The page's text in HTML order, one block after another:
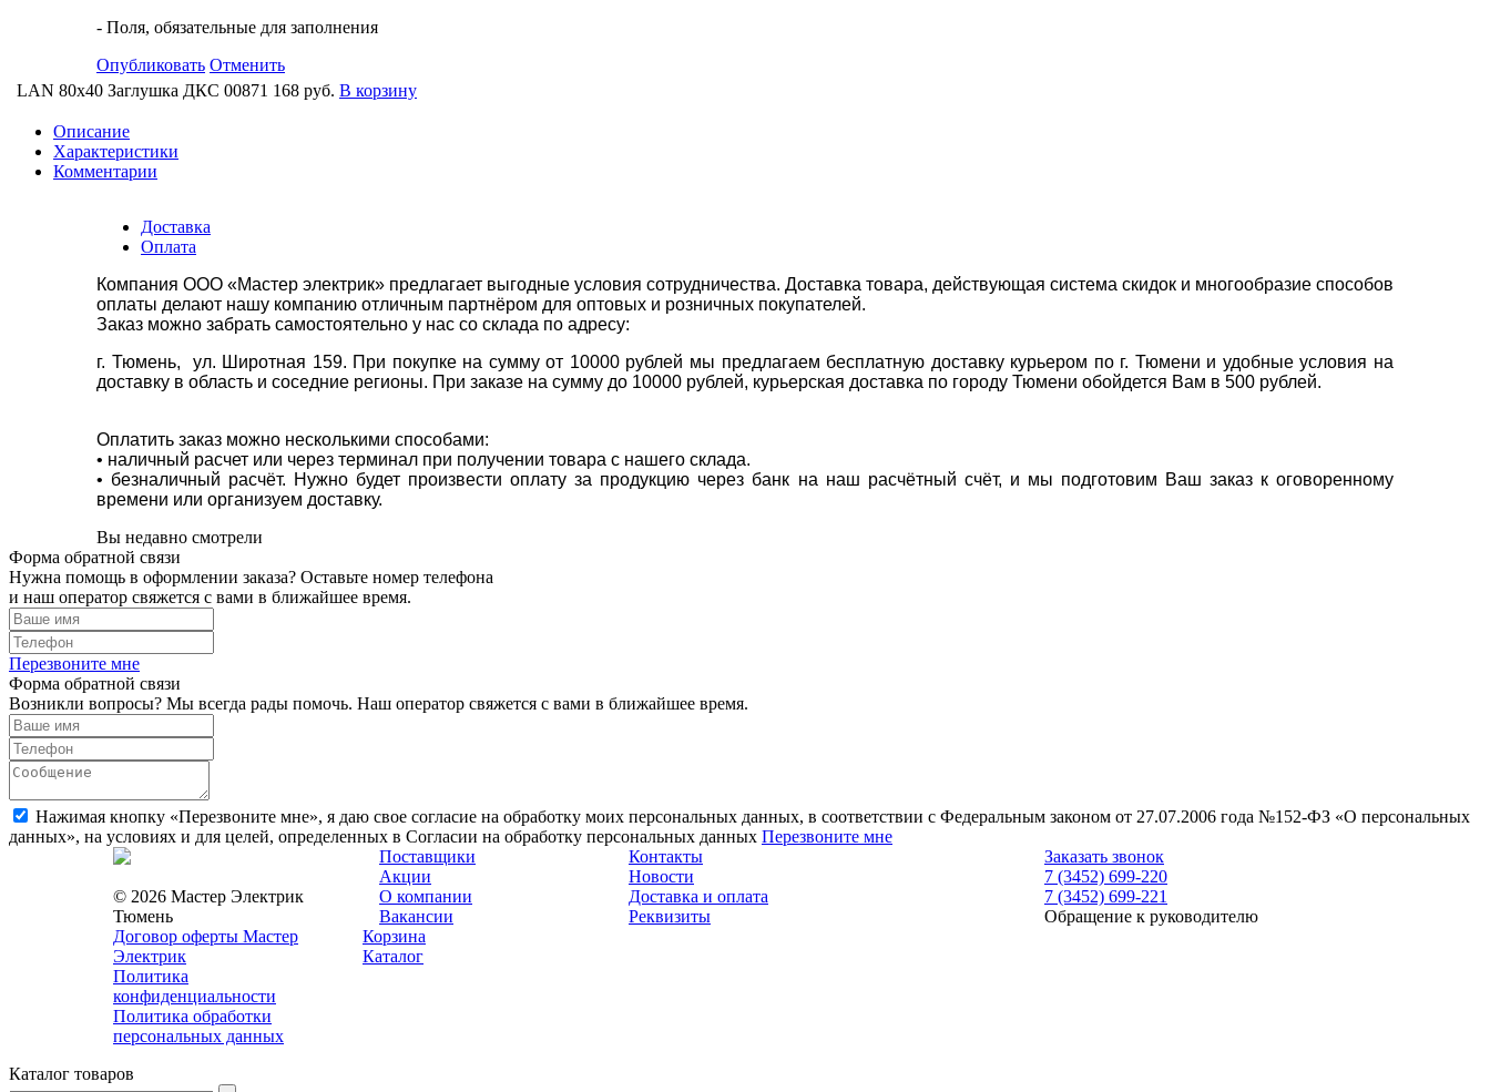
- Поля, обязательные для заполнения
Опубликовать Отменить
LAN 80x40 Заглушка ДКС 00871 168 руб. В корзину
Описание
Характеристики
Комментарии
Доставка
Оплата
Компания ООО «Мастер электрик» предлагает выгодные условия сотрудничества. Доставка товара, действующая система скидок и многообразие способов
оплаты делают нашу компанию отличным партнёром для оптовых и розничных покупателей.
Заказ можно забрать самостоятельно у нас со склада по адресу:
г. Тюмень, ул. Широтная 159. При покупке на сумму от 10000 рублей мы предлагаем бесплатную доставку курьером по г. Тюмени и удобные условия на
доставку в область и соседние регионы. При заказе на сумму до 10000 рублей, курьерская доставка по городу Тюмени обойдется Вам в 500 рублей.
Оплатить заказ можно несколькими способами:
• наличный расчет или через терминал при получении товара с нашего склада.
• безналичный расчёт. Нужно будет произвести оплату за продукцию через банк на наш расчётный счёт, и мы подготовим Ваш заказ к оговоренному
времени или организуем доставку.
Вы недавно смотрели
Форма обратной связи
Нужна помощь в оформлении заказа? Оставьте номер телефона
и наш оператор свяжется с вами в ближайшее время.
Перезвоните мне
Форма обратной связи
Возникли вопросы? Мы всегда рады помочь. Наш оператор свяжется с вами в ближайшее время.
Нажимая кнопку «Перезвоните мне», я даю свое согласие на обработку моих персональных данных, в соответствии с Федеральным законом от 27.07.2006 года №152-ФЗ «О персональных
данных», на условиях и для целей, определенных в Согласии на обработку персональных данных Перезвоните мне
© 2026 Мастер Электрик
Тюмень
Договор оферты Мастер
Электрик
Политика
конфиденциальности
Политика обработки
персональных данных
Поставщики
Контакты
Акции
Новости
О компании
Доставка и оплата
Вакансии
Реквизиты
Заказать звонок
7 (3452) 699-220
7 (3452) 699-221
Обращение к руководителю
Корзина
Каталог
Каталог товаров